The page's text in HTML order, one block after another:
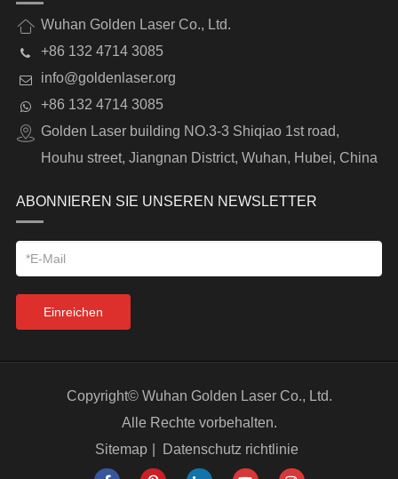
Wuhan Golden Laser Co., Ltd.
+86 132 4714 3085
info@goldenlaser.org
+86 132 4714 3085
Golden Laser building NO.3-3 Shiqiao 1st road,
Houhu street, Jiangnan District, Wuhan, Hubei, China
ABONNIEREN SIE UNSEREN NEWSLETTER
Einreichen
Copyright© Wuhan Golden Laser Co., Ltd.
Alle Rechte vorbehalten.
Sitemap
Datenschutz richtlinie